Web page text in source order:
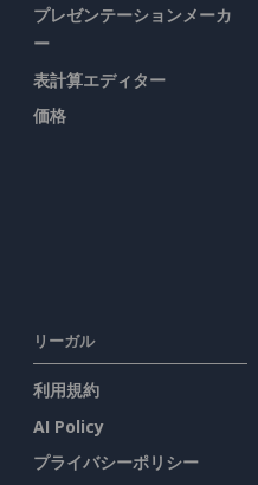
プレゼンテーションメーカ
ー
表計算エディター
価格
リーガル
利用規約
AI Policy
プライバシーポリシー